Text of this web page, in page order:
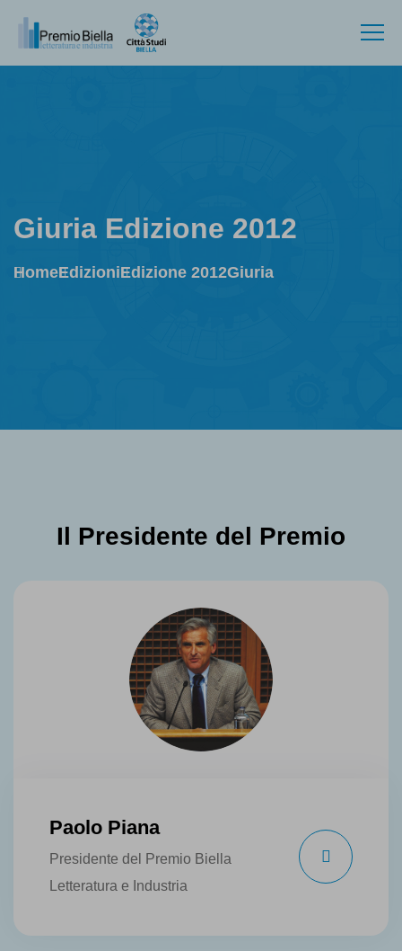
Giuria Edizione 2012
HomeEdizioniEdizione 2012Giuria
Il Presidente del Premio
Paolo Piana
Presidente del Premio Biella
Letteratura e Industria